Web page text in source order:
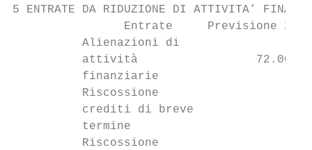
5 ENTRATE DA RIDUZIONE DI ATTIVITA’
Entrate     Previsione
          Alienazioni di
attività
          finanziarie
          Riscossione
crediti di breve
          termine
          Riscossione